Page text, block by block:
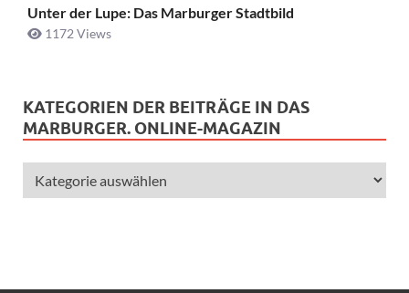
Unter der Lupe: Das Marburger Stadtbild
1172 Views
KATEGORIEN DER BEITRÄGE IN DAS
MARBURGER. ONLINE-MAGAZIN